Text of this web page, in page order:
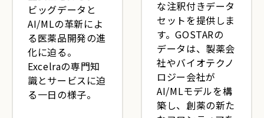
ビッグデータと
AI/MLの革新によ
る医薬品開発の進
化に迫る。
Excelraの専門知
識とサービスに迫
る一日の様子。
な注釈付きデータ
セットを提供しま
す。GOSTARの
データは、製薬会
社やバイオテクノ
ロジー会社が
AI/MLモデルを構
築し、創薬の新た